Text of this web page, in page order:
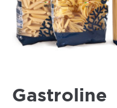
Gastroline